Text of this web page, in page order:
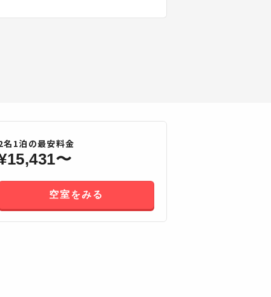
名 1泊の最安料金
15,431〜
空室をみる